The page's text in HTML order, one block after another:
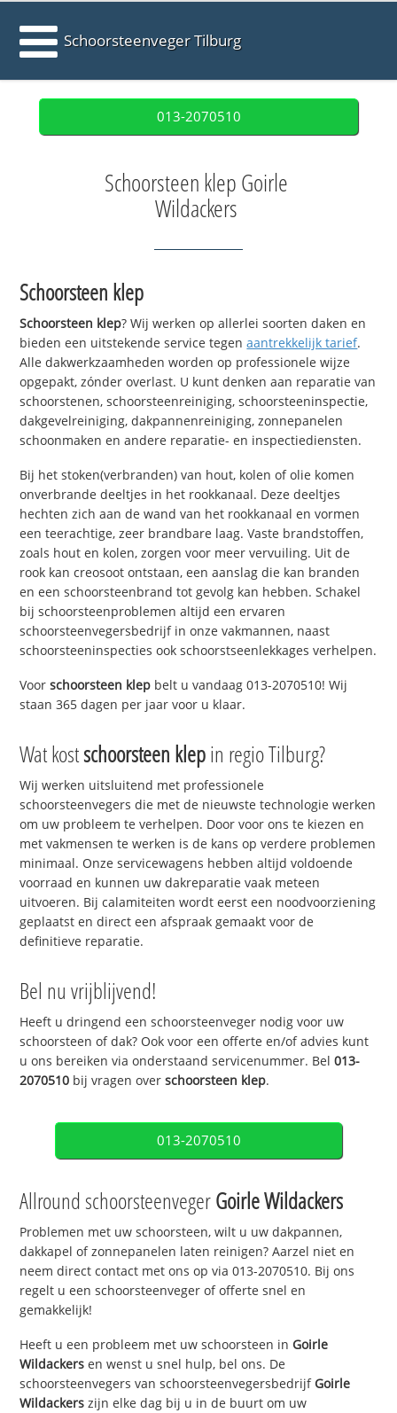
Schoorsteenveger Tilburg
013-2070510
Schoorsteen klep Goirle
Wildackers
Schoorsteen klep
Schoorsteen klep? Wij werken op allerlei soorten daken en
bieden een uitstekende service tegenaantrekkelijk tarief.
Alle dakwerkzaamheden worden op professionele wijze
opgepakt, zónder overlast. U kunt denken aan reparatie van
schoorstenen, schoorsteenreiniging, schoorsteeninspectie,
dakgevelreiniging, dakpannenreiniging, zonnepanelen
schoonmaken en andere reparatie- en inspectiediensten.
Bij het stoken(verbranden) van hout, kolen of olie komen
onverbrande deeltjes in het rookkanaal. Deze deeltjes
hechten zich aan de wand van het rookkanaal en vormen
een teerachtige, zeer brandbare laag. Vaste brandstoffen,
zoals hout en kolen, zorgen voor meer vervuiling. Uit de
rook kan creosoot ontstaan, een aanslag die kan branden
en een schoorsteenbrand tot gevolg kan hebben. Schakel
bij schoorsteenproblemen altijd een ervaren
schoorsteenvegersbedrijf in onze vakmannen, naast
schoorsteeninspecties ook schoorstseenlekkages verhelpen.
Voorschoorsteen klep belt u vandaag 013-2070510! Wij
staan 365 dagen per jaar voor u klaar.
Wat kostschoorsteen klepin regio Tilburg?
Wij werken uitsluitend met professionele
schoorsteenvegers die met de nieuwste technologie werken
om uw probleem te verhelpen. Door voor ons te kiezen en
met vakmensen te werken is de kans op verdere problemen
minimaal. Onze servicewagens hebben altijd voldoende
voorraad en kunnen uw dakreparatie vaak meteen
uitvoeren. Bij calamiteiten wordt eerst een noodvoorziening
geplaatst en direct een afspraak gemaakt voor de
definitieve reparatie.
Bel nu vrijblijvend!
Heeft u dringend een schoorsteenveger nodig voor uw
schoorsteen of dak? Ook voor een offerte en/of advies kunt
u ons bereiken via onderstaand servicenummer. Bel013-
2070510 bij vragen overschoorsteen klep.
013-2070510
Allround schoorsteenvegerGoirle Wildackers
Problemen met uw schoorsteen, wilt u uw dakpannen,
dakkapel of zonnepanelen laten reinigen? Aarzel niet en
neem direct contact met ons op via 013-2070510. Bij ons
regelt u een schoorsteenveger of offerte snel en
gemakkelijk!
Heeft u een probleem met uw schoorsteen in Goirle
Wildackers en wenst u snel hulp, bel ons. De
schoorsteenvegers van schoorsteenvegersbedrijf Goirle
Wildackers zijn elke dag bij u in de buurt om uw